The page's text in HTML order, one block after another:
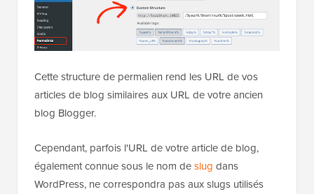
Cette structure de permalien rend les URL de vos
articles de blog similaires aux URL de votre ancien
blog Blogger.
Cependant, parfois l'URL de votre article de blog,
également connue sous le nom deslug dans
WordPress, ne correspondra pas aux slugs utilisés